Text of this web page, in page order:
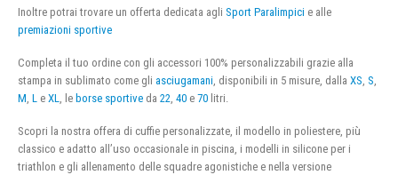
Inoltre potrai trovare un offerta dedicata agli Sport Paralimpici e alle
premiazioni sportive
Completa il tuo ordine con gli accessori 100% personalizzabili grazie alla
stampa in sublimato come gli asciugamani , disponibili in 5 misure, dalla XS S
M L e XL , le borse sportive da 22 40 e 70 litri.
Scopri la nostra offera di cuffie personalizzate, il modello in poliestere, più
classico e adatto all’uso occasionale in piscina, i modelli in silicone per i
triathlon e gli allenamento delle squadre agonistiche e nella versione